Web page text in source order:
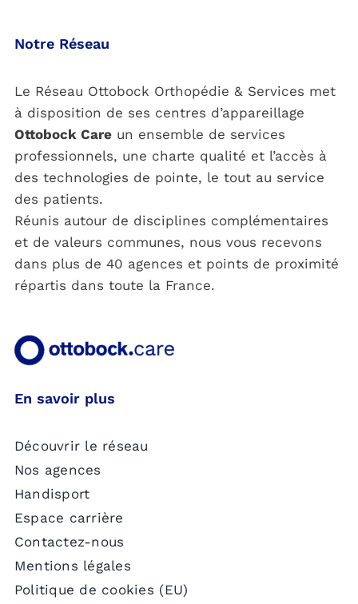
Notre Réseau
Le Réseau Ottobock Orthopédie & Services met
à disposition de ses centres d’appareillage
Ottobock Careun ensemble de services
professionnels, une charte qualité et l’accès à
des technologies de pointe, le tout au service
des patients.
Réunis autour de disciplines complémentaires
et de valeurs communes, nous vous recevons
dans plus de 40 agences et points de proximité
répartis dans toute la France.
En savoir plus
Découvrir le réseau
Nos agences
Handisport
Espace carrière
Contactez-nous
Mentions légales
Politique de cookies (EU)